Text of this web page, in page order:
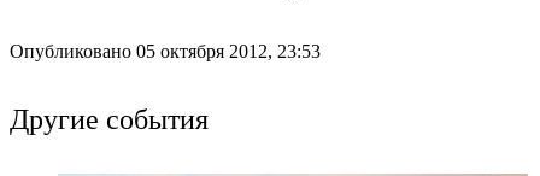
Опубликовано 05 октября 2012, 23:53
Другие события